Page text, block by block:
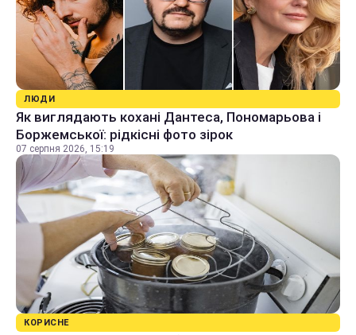
ЛЮДИ
Як виглядають кохані Дантеса, Пономарьова і
Боржемської: рідкісні фото зірок
07 серпня 2026, 15:19
КОРИСНЕ